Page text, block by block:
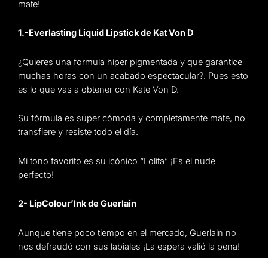
mate!
1.-Everlasting Liquid Lipstick de Kat Von D
¿Quieres una formula hiper pigmentada y que garantice
muchas horas con un acabado espectacular?. Pues esto
es lo que vas a obtener con Kate Von D.
Su fórmula es súper cómoda y completamente mate, no
transfiere y resiste todo el día.
Mi tono favorito es su icónico “Lolita” ¡Es el nude
perfecto!
2- LipColour’lnk de Guerlain
Aunque tiene poco tiempo en el mercado, Guerlain no
nos defraudó con sus labiales ¡La espera valió la pena!